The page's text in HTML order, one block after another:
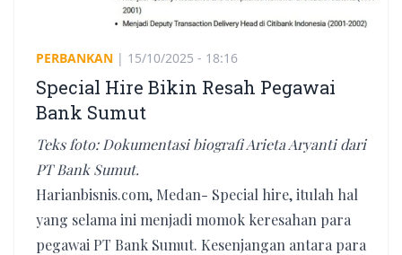
PERBANKAN | 15/10/2025 - 18:16
Special Hire Bikin Resah Pegawai
Bank Sumut
Teks foto: Dokumentasi biografi Arieta Aryanti dari
PT Bank Sumut.
Harianbisnis.com, Medan- Special hire, itulah hal
yang selama ini menjadi momok keresahan para
pegawai PT Bank Sumut. Kesenjangan antara para